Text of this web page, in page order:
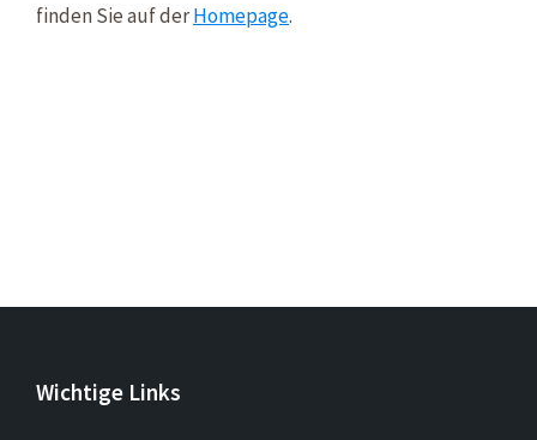
finden Sie auf derHomepage.
Wichtige Links